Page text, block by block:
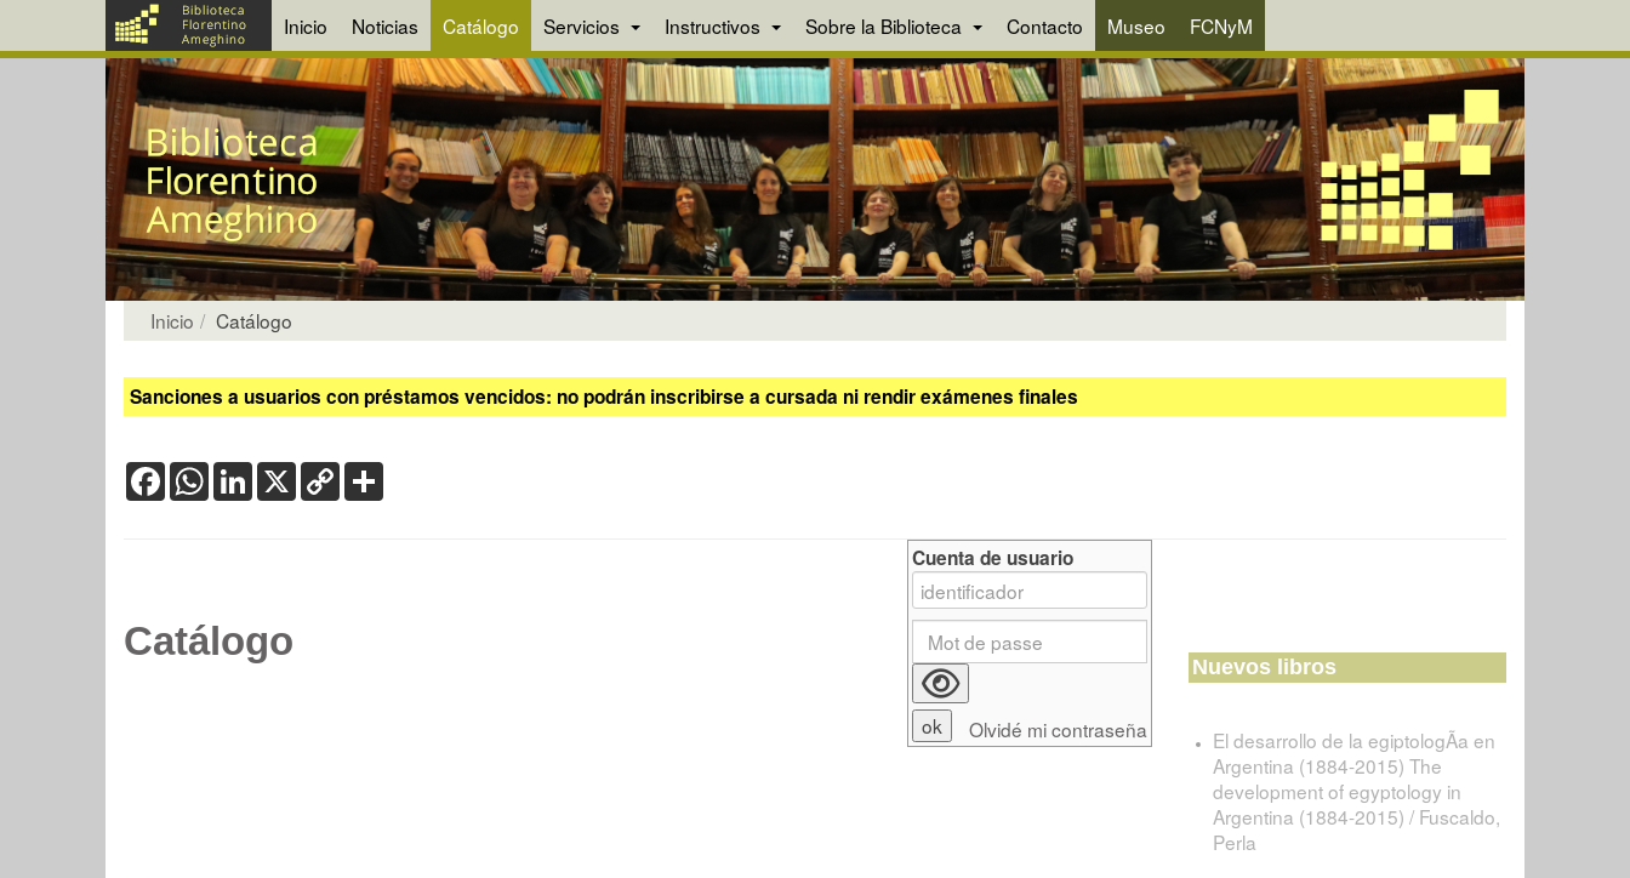
Inicio Noticias Catálogo Servicios Instructivos Sobre la Biblioteca Contacto Museo FCNyM
Inicio Catálogo
Sanciones a usuarios con préstamos vencidos: no podrán inscribirse a cursada ni rendir exámenes finales
FacebookWhatsApp
LinkedIn
X Copy
Link
Catálogo
Cuenta de usuario
Olvidé mi contraseña
Nuevos libros
El desarrollo de la egiptologÃ­a en
Argentina (1884-2015) The
development of egyptology in
Argentina (1884-2015) / Fuscaldo,
Perla